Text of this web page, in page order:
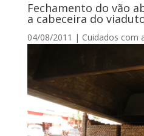
Fechamento do vão
a cabeceira do
04/08/2011 | Cuidados com